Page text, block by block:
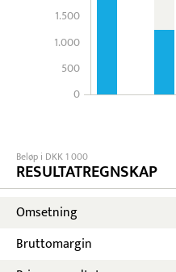
1.500
1.000
500
0
Beløp i DKK 1 000
RESULTATREGNSKAP
Omsetning
Bruttomargin